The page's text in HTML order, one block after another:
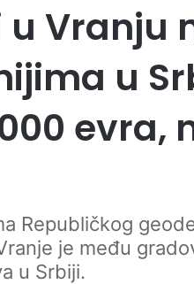
u Vranju
u
evra,
Republičkog
je među
u Srbiji.